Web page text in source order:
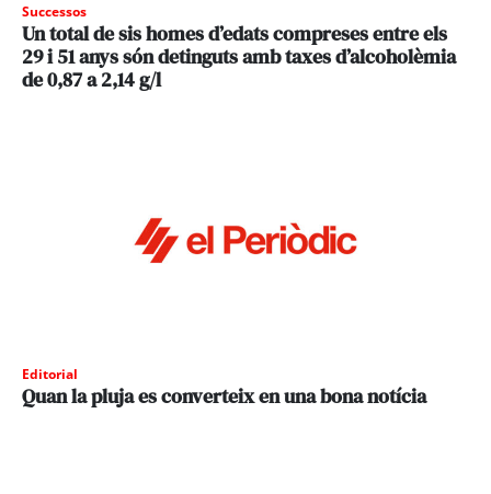
Successos
Un total de sis homes d’edats compreses entre els
29 i 51 anys són detinguts amb taxes d’alcoholèmia
de 0,87 a 2,14 g/l
Editorial
Quan la pluja es converteix en una bona notícia